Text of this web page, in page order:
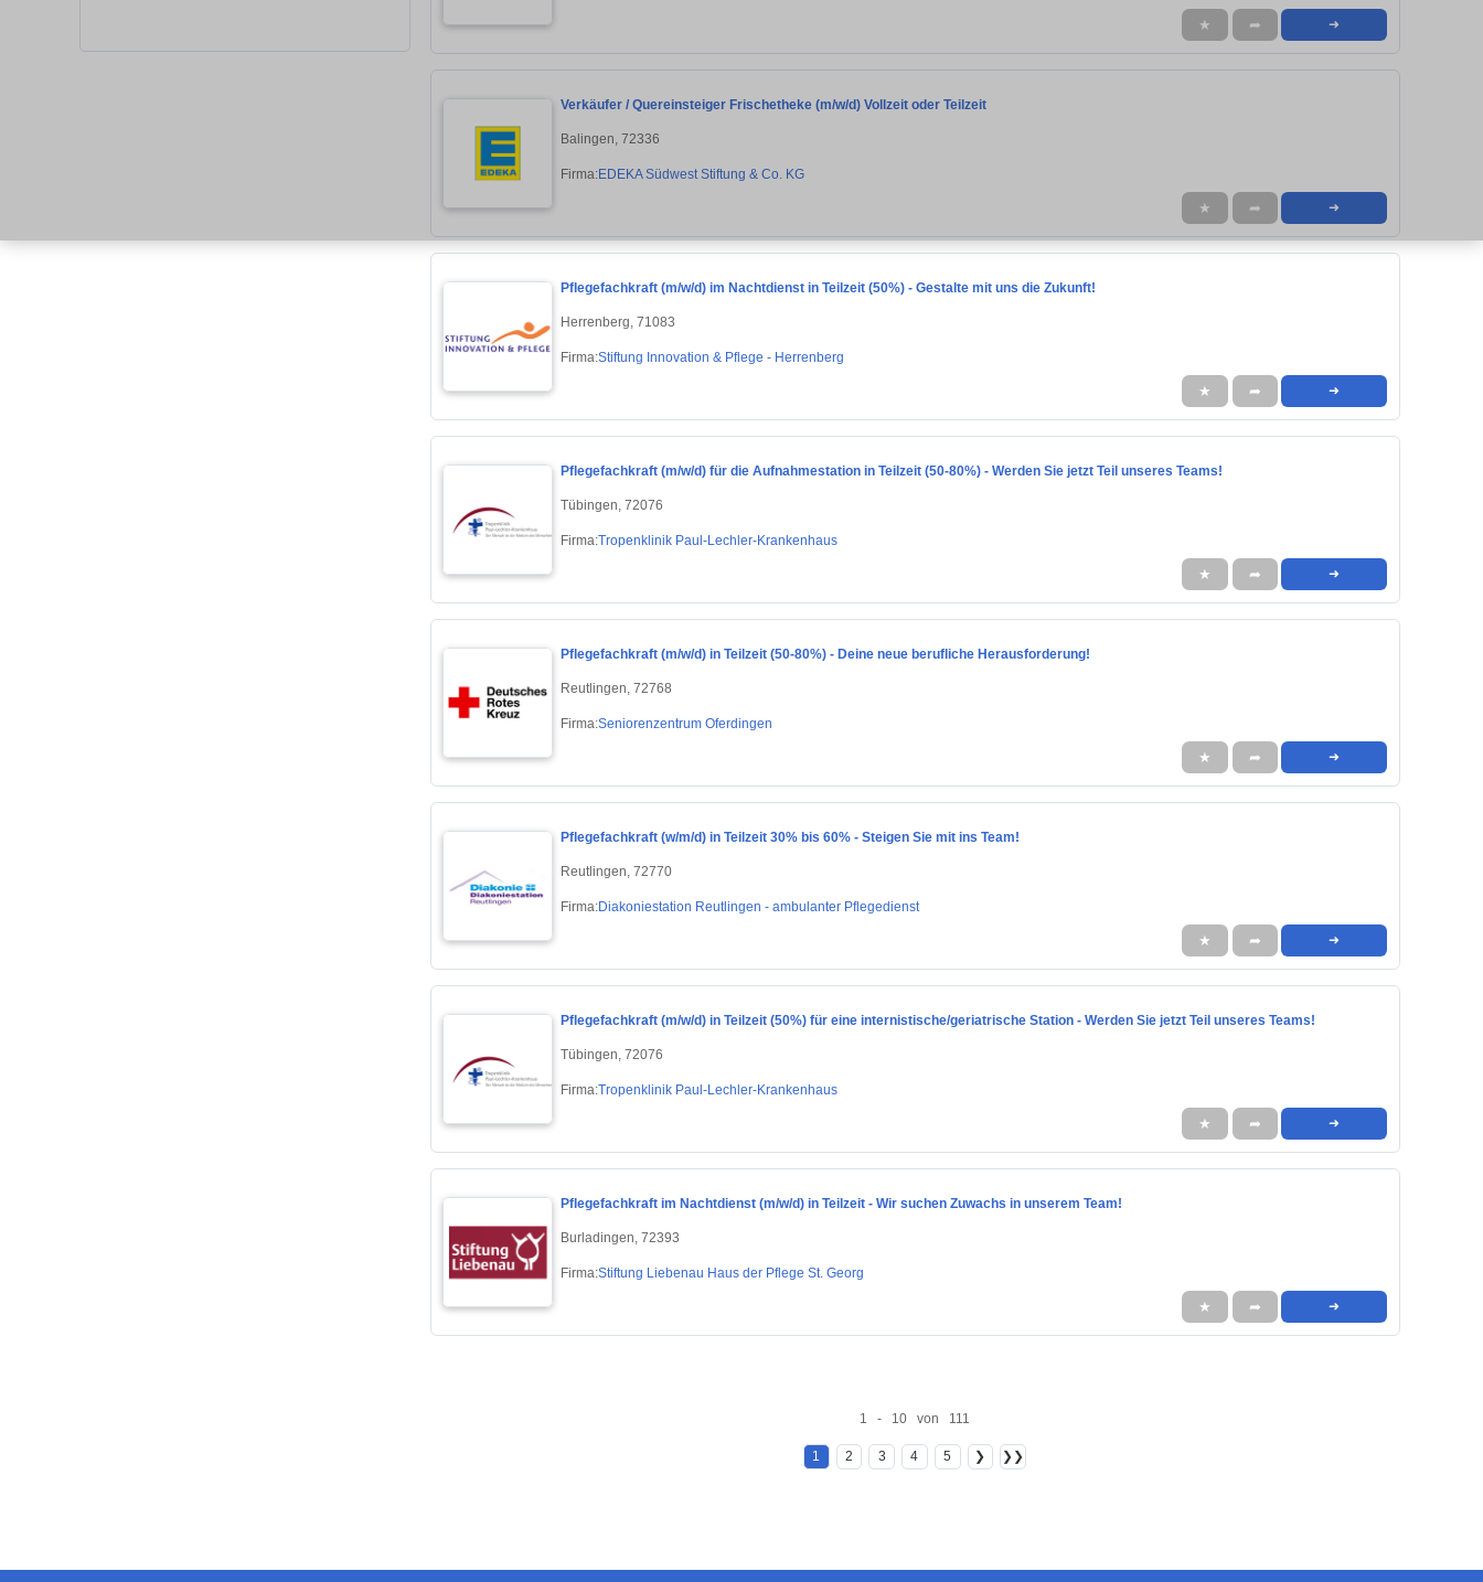
★ ➦ ➜
Verkäufer / Quereinsteiger Frischetheke (m/w/d) Vollzeit oder Teilzeit
Balingen, 72336
Firma:EDEKA Südwest Stiftung & Co. KG
★ ➦ ➜
Pflegefachkraft (m/w/d) im Nachtdienst in Teilzeit (50%) - Gestalte mit uns die Zukunft!
Herrenberg, 71083
Firma:Stiftung Innovation & Pflege - Herrenberg
★ ➦ ➜
Pflegefachkraft (m/w/d) für die Aufnahmestation in Teilzeit (50-80%) - Werden Sie jetzt Teil unseres Teams!
Tübingen, 72076
Firma:Tropenklinik Paul-Lechler-Krankenhaus
★ ➦ ➜
Pflegefachkraft (m/w/d) in Teilzeit (50-80%) - Deine neue berufliche Herausforderung!
Reutlingen, 72768
Firma:Seniorenzentrum Oferdingen
★ ➦ ➜
Pflegefachkraft (w/m/d) in Teilzeit 30% bis 60% - Steigen Sie mit ins Team!
Reutlingen, 72770
Firma:Diakoniestation Reutlingen - ambulanter Pflegedienst
★ ➦ ➜
Pflegefachkraft (m/w/d) in Teilzeit (50%) für eine internistische/geriatrische Station - Werden Sie jetzt Teil unseres Teams!
Tübingen, 72076
Firma:Tropenklinik Paul-Lechler-Krankenhaus
★ ➦ ➜
Pflegefachkraft im Nachtdienst (m/w/d) in Teilzeit - Wir suchen Zuwachs in unserem Team!
Burladingen, 72393
Firma:Stiftung Liebenau Haus der Pflege St. Georg
★ ➦ ➜
1 - 10 von 111
1 2 3 4 5 ❯ ❯❯